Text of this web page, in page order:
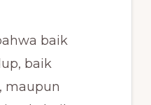
baik
baik
maupun